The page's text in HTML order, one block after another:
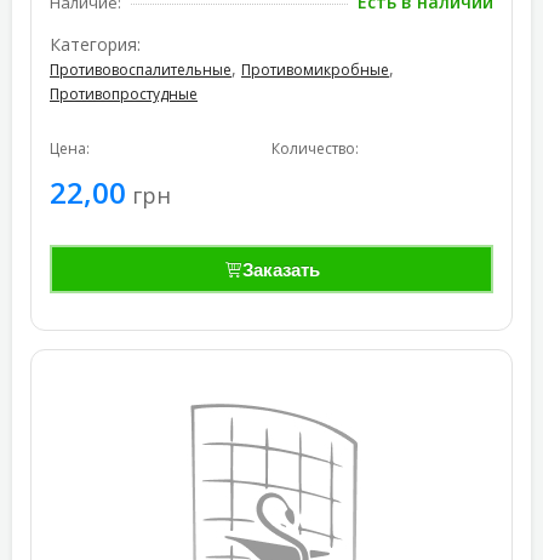
Категория:
Противовоспалительные, Противомикробные,
Противопростудные
Цена:
22,00 грн
Количество:
Заказать